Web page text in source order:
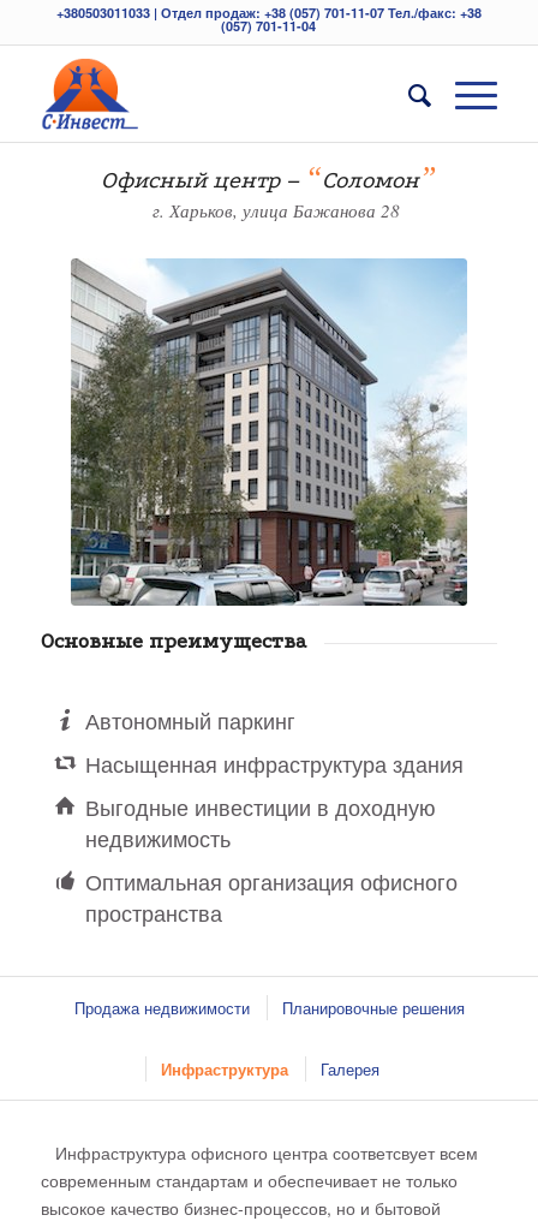
+380503011033 | Отдел продаж: +38 (057) 701-11-07 Тел./факс: +38
(057) 701-11-04
Офисный центр – “Соломон”
г. Харьков, улица Бажанова 28
Основные преимущества
Автономный паркинг
Насыщенная инфраструктура здания
Выгодные инвестиции в доходную
недвижимость
Оптимальная организация офисного
пространства
Продажа недвижимости Планировочные решения
Инфраструктура Галерея
Инфраструктура офисного центра соответсвует всем
современным стандартам и обеспечивает не только
высокое качество бизнес-процессов, но и бытовой